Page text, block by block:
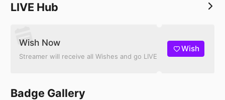
LIVE Hub
Wish Now
Streamer will receive all Wishes and go LIVE
Wish
Badge Gallery